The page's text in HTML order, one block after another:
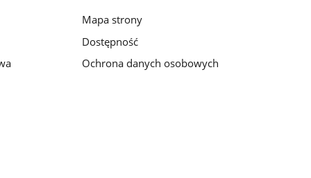
Mapa strony
Dostępność
Ochrona danych osobowych